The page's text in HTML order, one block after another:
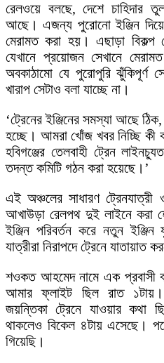
রেলওয়ে বলছে, দেশে চাহিদার
আছে। এজন্য পুরোনো ইঞ্জিন
মেরামত করা হয়। এছাড়া
যেখানে প্রয়োজন সেখানে
অবকাঠামো যে পুরোপুরি ঝুঁকিপূর্ণ
খারাপ সেটাও বলা যাচ্ছে না।
‘ট্রেনের ইঞ্জিনের সমস্যা আছে
হচ্ছে। আমরা খোঁজ খবর নিচ্ছি কী
হবিগঞ্জের তেলবাহী ট্রেন
তদন্ত কমিটি গঠন করা হয়েছে।’
এই অঞ্চলের সাধারণ ট্রেনযাত্রী
আখাউড়া রেলপথ দুই লাইনে করা
ইঞ্জিন পরিবর্তন করে নতুন
যাত্রীরা নিরাপদে ট্রেনে যাতায়াত
শওকত আহমেদ নামে এক প্রবাসী
আমার ফ্লাইট ছিল রাত
জয়ন্তিকা ট্রেনে যাওয়ার কথা
থাকলেও বিকেল ৪টায় এসেছে।
গিয়েছি।